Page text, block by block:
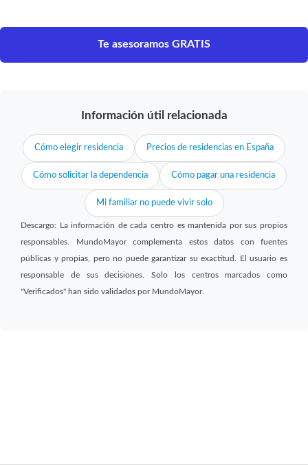
Te asesoramos GRATIS
Información útil relacionada
Cómo elegir residencia Precios de residencias en España
Cómo solicitar la dependencia Cómo pagar una residencia
Mi familiar no puede vivir solo
Descargo: La información de cada centro es mantenida por sus propios
responsables. MundoMayor complementa estos datos con fuentes
públicas y propias, pero no puede garantizar su exactitud. El usuario es
responsable de sus decisiones. Solo los centros marcados como
"Verificados" han sido validados por MundoMayor.